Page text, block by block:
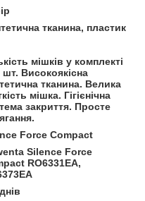
тканина, пластик
мішків у комплекті
Високоякісна
тканина. Велика
мішка. Гігієнічна
закриття. Просте
Force Compact
Silence Force
RO6331EA,